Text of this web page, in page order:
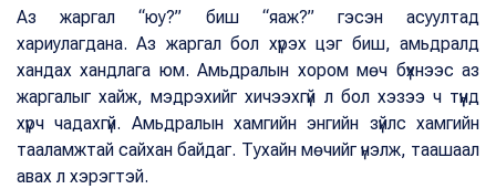
Аз жаргал “юу?” биш “яаж?” гэсэн асуултад
хариулагдана. Аз жаргал бол хүрэх цэг биш, амьдралд
хандах хандлага юм. Амьдралын хором мөч бүхнээс аз
жаргалыг хайж, мэдрэхийг хичээхгүй л бол хэзээ ч түүнд
хүрч чадахгүй. Амьдралын хамгийн энгийн зүйлс хамгийн
тааламжтай сайхан байдаг. Тухайн мөчийг үнэлж, таашаал
авах л хэрэгтэй.